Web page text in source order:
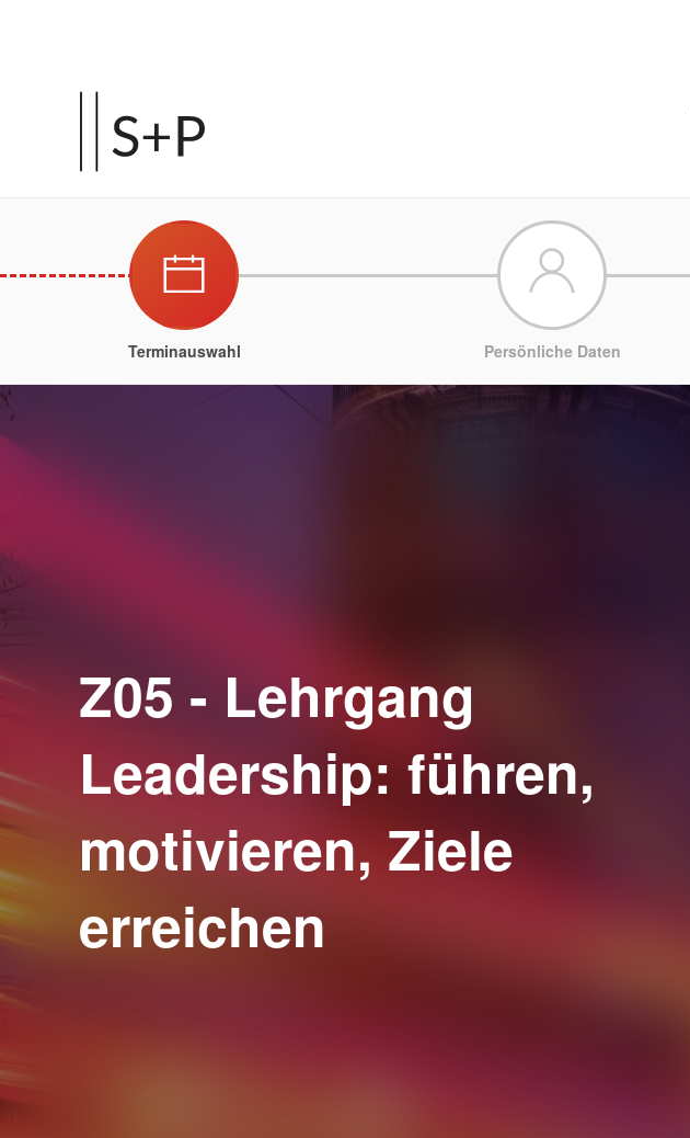
Terminauswahl Persönliche Daten
Z05 - Lehrgang
Leadership: führen,
motivieren, Ziele
erreichen